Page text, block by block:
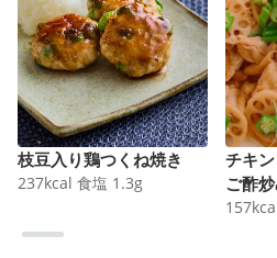
枝豆入り鶏つくね焼き
237kcal 食塩 1.3g
チキ
ご酢
157